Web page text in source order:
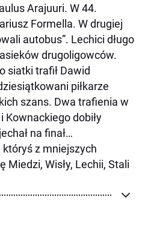
Arajuuri. W 44.
Formella. W drugiej
autobus”. Lechici długo
drugoligowców.
siatki trafił Dawid
piłkarze
szans. Dwa trafienia w
dobiły
na finał…
z mniejszych
Miedzi, Wisły, Lechii, Stali